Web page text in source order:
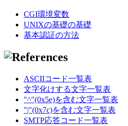
CGI環境変数
UNIXの基礎の基礎
基本認証の方法
ASCIIコード一覧表
文字化けする文字一覧表
"^"(0x5e)を含む文字一覧表
"|"(0x7c)を含む文字一覧表
SMTP応答コード一覧表